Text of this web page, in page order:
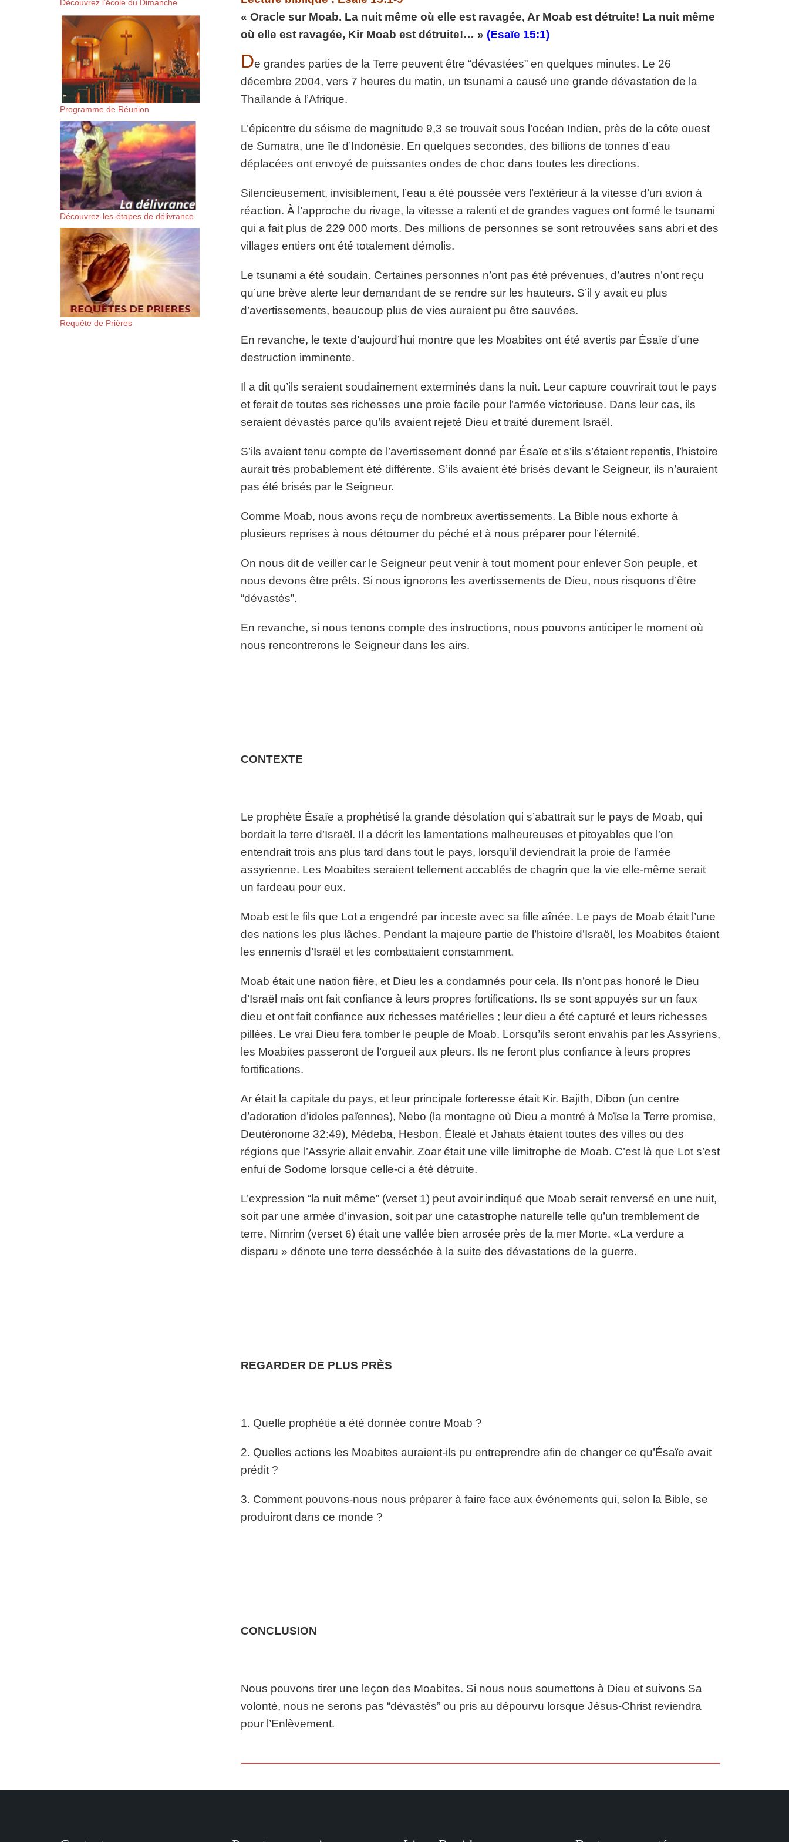
volume.
suis-sans-rien-a-moi.mp3 http://www.lafoiapostolique.org/wp-
content/uploads/2018/06/Es-tu-lasse-rempli-de-tritesse.mp3
Découvrez l’école du Dimanche
Programme de Réunion
Découvrez-les-étapes de délivrance
Requête de Prières
« Oracle sur Moab. La nuit même où elle est ravagée, Ar Moab est détruite! La nuit même
où elle est ravagée, Kir Moab est détruite!… » (Esaïe 15:1)
De grandes parties de la Terre peuvent être “dévastées” en quelques minutes. Le 26
décembre 2004, vers 7 heures du matin, un tsunami a causé une grande dévastation de la
Thaïlande à l’Afrique.
L’épicentre du séisme de magnitude 9,3 se trouvait sous l’océan Indien, près de la côte ouest
de Sumatra, une île d’Indonésie. En quelques secondes, des billions de tonnes d’eau
déplacées ont envoyé de puissantes ondes de choc dans toutes les directions.
Silencieusement, invisiblement, l’eau a été poussée vers l’extérieur à la vitesse d’un avion à
réaction. À l’approche du rivage, la vitesse a ralenti et de grandes vagues ont formé le tsunami
qui a fait plus de 229 000 morts. Des millions de personnes se sont retrouvées sans abri et des
villages entiers ont été totalement démolis.
Le tsunami a été soudain. Certaines personnes n’ont pas été prévenues, d’autres n’ont reçu
qu’une brève alerte leur demandant de se rendre sur les hauteurs. S’il y avait eu plus
d’avertissements, beaucoup plus de vies auraient pu être sauvées.
En revanche, le texte d’aujourd’hui montre que les Moabites ont été avertis par Ésaïe d’une
destruction imminente.
Il a dit qu’ils seraient soudainement exterminés dans la nuit. Leur capture couvrirait tout le pays
et ferait de toutes ses richesses une proie facile pour l’armée victorieuse. Dans leur cas, ils
seraient dévastés parce qu’ils avaient rejeté Dieu et traité durement Israël.
S’ils avaient tenu compte de l’avertissement donné par Ésaïe et s’ils s’étaient repentis, l’histoire
aurait très probablement été différente. S’ils avaient été brisés devant le Seigneur, ils n’auraient
pas été brisés par le Seigneur.
Comme Moab, nous avons reçu de nombreux avertissements. La Bible nous exhorte à
plusieurs reprises à nous détourner du péché et à nous préparer pour l’éternité.
On nous dit de veiller car le Seigneur peut venir à tout moment pour enlever Son peuple, et
nous devons être prêts. Si nous ignorons les avertissements de Dieu, nous risquons d’être
“dévastés”.
En revanche, si nous tenons compte des instructions, nous pouvons anticiper le moment où
nous rencontrerons le Seigneur dans les airs.
CONTEXTE
Le prophète Ésaïe a prophétisé la grande désolation qui s’abattrait sur le pays de Moab, qui
bordait la terre d’Israël. Il a décrit les lamentations malheureuses et pitoyables que l’on
entendrait trois ans plus tard dans tout le pays, lorsqu’il deviendrait la proie de l’armée
assyrienne. Les Moabites seraient tellement accablés de chagrin que la vie elle-même serait
un fardeau pour eux.
Moab est le fils que Lot a engendré par inceste avec sa fille aînée. Le pays de Moab était l’une
des nations les plus lâches. Pendant la majeure partie de l’histoire d’Israël, les Moabites étaient
les ennemis d’Israël et les combattaient constamment.
Moab était une nation fière, et Dieu les a condamnés pour cela. Ils n’ont pas honoré le Dieu
d’Israël mais ont fait confiance à leurs propres fortifications. Ils se sont appuyés sur un faux
dieu et ont fait confiance aux richesses matérielles ; leur dieu a été capturé et leurs richesses
pillées. Le vrai Dieu fera tomber le peuple de Moab. Lorsqu’ils seront envahis par les Assyriens,
les Moabites passeront de l’orgueil aux pleurs. Ils ne feront plus confiance à leurs propres
fortifications.
Ar était la capitale du pays, et leur principale forteresse était Kir. Bajith, Dibon (un centre
d’adoration d’idoles païennes), Nebo (la montagne où Dieu a montré à Moïse la Terre promise,
Deutéronome 32:49), Médeba, Hesbon, Élealé et Jahats étaient toutes des villes ou des
régions que l’Assyrie allait envahir. Zoar était une ville limitrophe de Moab. C’est là que Lot s’est
enfui de Sodome lorsque celle-ci a été détruite.
L’expression “la nuit même” (verset 1) peut avoir indiqué que Moab serait renversé en une nuit,
soit par une armée d’invasion, soit par une catastrophe naturelle telle qu’un tremblement de
terre. Nimrim (verset 6) était une vallée bien arrosée près de la mer Morte. «La verdure a
disparu » dénote une terre desséchée à la suite des dévastations de la guerre.
REGARDER DE PLUS PRÈS
1. Quelle prophétie a été donnée contre Moab ?
2. Quelles actions les Moabites auraient-ils pu entreprendre afin de changer ce qu’Ésaïe avait
prédit ?
3. Comment pouvons-nous nous préparer à faire face aux événements qui, selon la Bible, se
produiront dans ce monde ?
CONCLUSION
Nous pouvons tirer une leçon des Moabites. Si nous nous soumettons à Dieu et suivons Sa
volonté, nous ne serons pas “dévastés” ou pris au dépourvu lorsque Jésus-Christ reviendra
pour l’Enlèvement.